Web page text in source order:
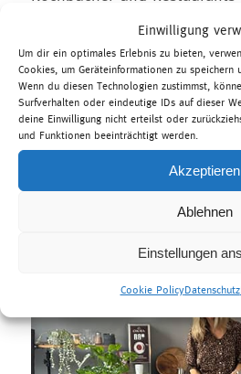
Einwilligung
Um dir ein optimales Erlebnis zu bieten,
Cookies, um Geräteinformationen zu speichern
Wenn du diesen Technologien zustimmst,
Surfverhalten oder eindeutige IDs auf dieser
deine Einwilligung nicht erteilst oder
und Funktionen beeinträchtigt werden.
Akzeptieren
Ablehnen
Einstellungen
Cookie PolicyDatenschutz
Gerne unterstütze ich Dich
und Expertise.
Interesse an einer
Dann freue ich mich auf